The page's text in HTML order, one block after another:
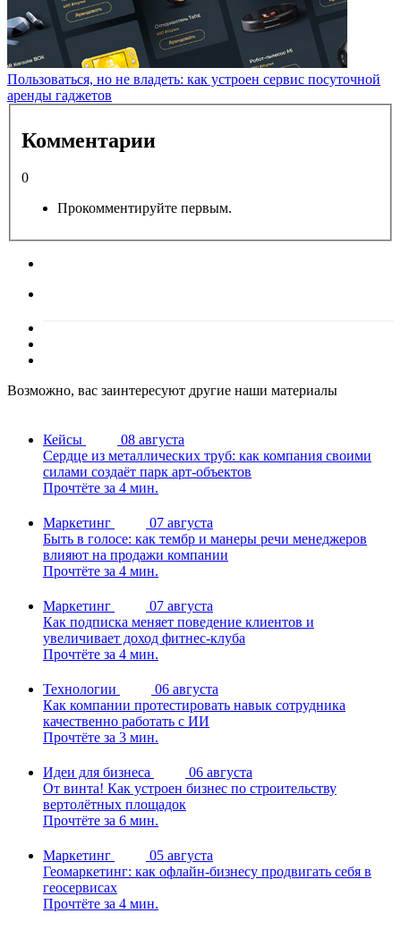
Пользоваться, но не владеть: как устроен сервис посуточной
аренды гаджетов
Комментарии
0
Прокомментируйте первым.
Возможно, вас заинтересуют другие наши материалы
Кейсы
08 августа
Сердце из металлических труб: как компания своими
силами создаёт парк арт-объектов
Прочтёте за 4 мин.
Маркетинг
07 августа
Быть в голосе: как тембр и манеры речи менеджеров
влияют на продажи компании
Прочтёте за 4 мин.
Маркетинг
07 августа
Как подписка меняет поведение клиентов и
увеличивает доход фитнес-клуба
Прочтёте за 4 мин.
Технологии
06 августа
Как компании протестировать навык сотрудника
качественно работать с ИИ
Прочтёте за 3 мин.
Идеи для бизнеса
06 августа
От винта! Как устроен бизнес по строительству
вертолётных площадок
Прочтёте за 6 мин.
Маркетинг
05 августа
Геомаркетинг: как офлайн-бизнесу продвигать себя в
геосервисах
Прочтёте за 4 мин.